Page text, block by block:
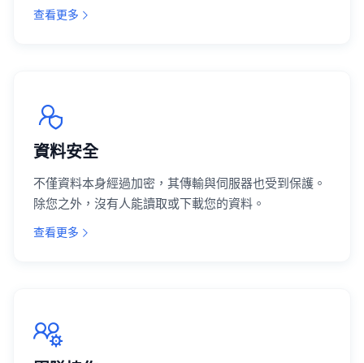
查看更多
資料安全
不僅資料本身經過加密，其傳輸與伺服器也受到保護。
除您之外，沒有人能讀取或下載您的資料。
查看更多